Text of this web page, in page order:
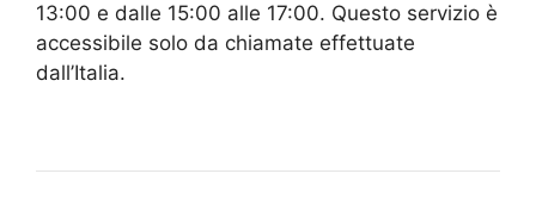
13:00 e dalle 15:00 alle 17:00. Questo servizio è
accessibile solo da chiamate effettuate
dall’Italia.